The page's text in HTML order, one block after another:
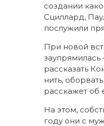
создании
Сциллард,
послужили
При новой
рассказать
нить,
расскажет об
На этом,
году они с